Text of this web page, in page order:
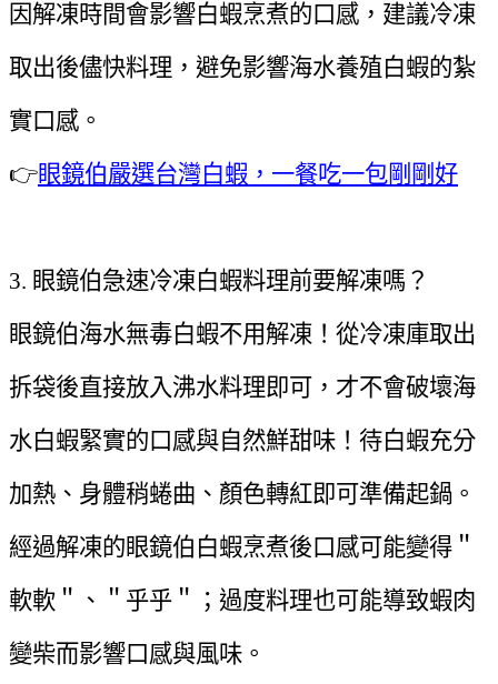
因解凍時間會影響白蝦烹煮的口感，建議冷凍
取出後儘快料理，避免影響海水養殖白蝦的紮
實口感。
👉眼鏡伯嚴選台灣白蝦，一餐吃一包剛剛好
3. 眼鏡伯急速冷凍白蝦料理前要解凍嗎？
眼鏡伯海水無毒白蝦不用解凍！從冷凍庫取出
拆袋後直接放入沸水料理即可，才不會破壞海
水白蝦緊實的口感與自然鮮甜味！待白蝦充分
加熱、身體稍蜷曲、顏色轉紅即可準備起鍋。
經過解凍的眼鏡伯白蝦烹煮後口感可能變得＂
軟軟＂、＂乎乎＂；過度料理也可能導致蝦肉
變柴而影響口感與風味。